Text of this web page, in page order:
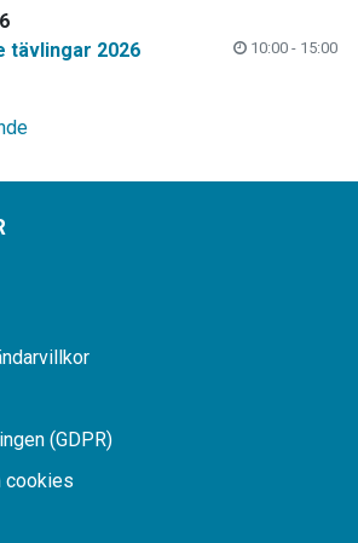
tävlingar 2026
10:00 - 15:00
(GDPR)
cookies